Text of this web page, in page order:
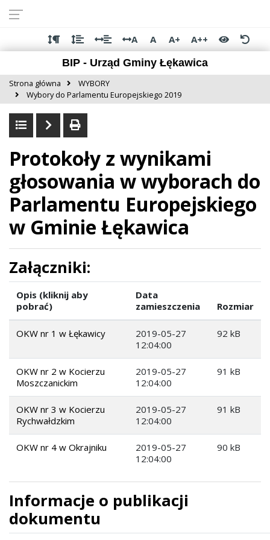
dostępności
głównej
treści
menu
stopki
A A A+
A++
BIP - Urząd Gminy Łękawica
Strona główna
WYBORY
Wybory do Parlamentu Europejskiego 2019
Protokoły z wynikami
głosowania w wyborach do
Parlamentu Europejskiego
w Gminie Łękawica
Załączniki:
Opis (kliknij aby
pobrać)
Data
zamieszczenia
Rozmiar
OKW nr 1 w Łękawicy
2019-05-27
12:04:00
92 kB
OKW nr 2 w Kocierzu
Moszczanickim
2019-05-27
12:04:00
91 kB
OKW nr 3 w Kocierzu
Rychwałdzkim
2019-05-27
12:04:00
91 kB
OKW nr 4 w Okrajniku
2019-05-27
12:04:00
90 kB
Informacje o publikacji
dokumentu